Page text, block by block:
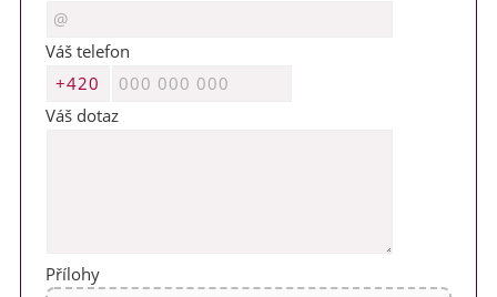
Váš telefon
Váš dotaz
Přílohy